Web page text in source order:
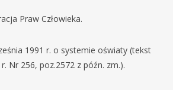
Praw Człowieka.
1991 r. o systemie oświaty (tekst
Nr 256, poz.2572 z późn. zm.).